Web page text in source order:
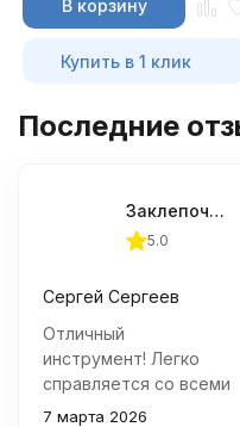
В корзину
Купить в 1 клик
Последние
Заклепочник Jonnesway ручной рычажный усиленный, 3.2 - 6.4 мм
5.0
Сергей Сергеев
Отличный
инструмент! Легко
справляется со всеми
задачами по
7 марта 2026